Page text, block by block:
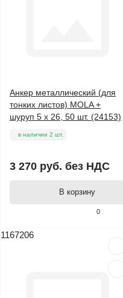
0
Анкер металлический (для
тонких листов) MOLA +
шуруп 5 х 26, 50 шт. (24153)
в наличии 2 шт.
3 270 руб. без НДС
В корзину
1167206